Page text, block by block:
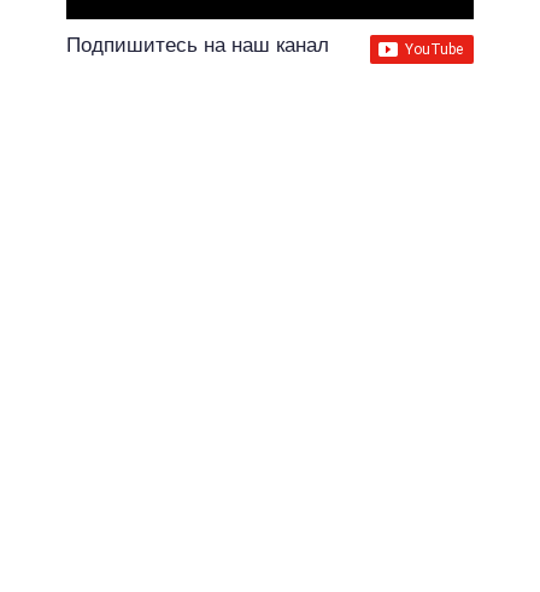
Подпишитесь на наш канал